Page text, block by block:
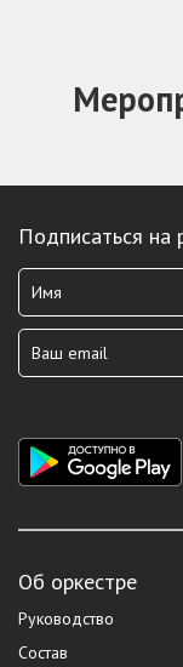
Подписаться на
Об оркестре
Руководство
Состав